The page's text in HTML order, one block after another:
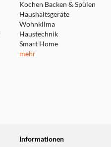
Kochen Backen & Spülen
Haushaltsgeräte
Wohnklima
Haustechnik
Smart Home
mehr
Informationen